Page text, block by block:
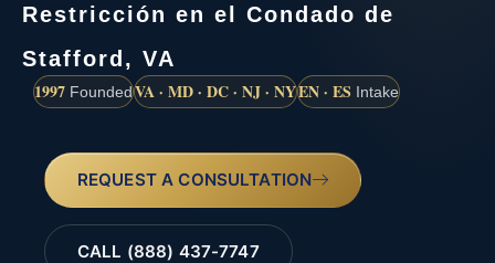
Restricción en el Condado de
Stafford, VA
1997 FoundedVA · MD · DC · NJ · NYEN · ES Intake
REQUEST A CONSULTATION
CALL (888) 437-7747